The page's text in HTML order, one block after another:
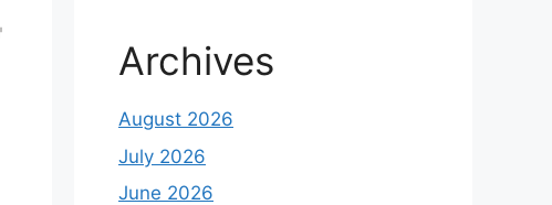
Archives
August 2026
July 2026
June 2026